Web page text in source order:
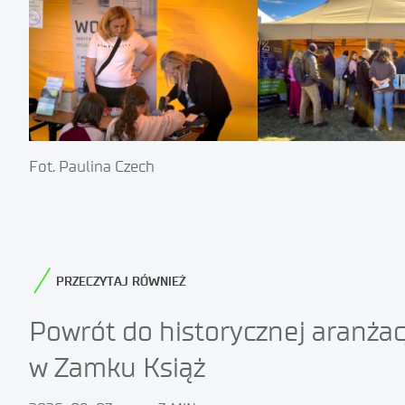
Fot. Paulina Czech
PRZECZYTAJ RÓWNIEŻ
Powrót do historycznej
w Zamku Książ